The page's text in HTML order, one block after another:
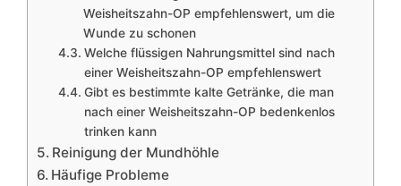
Weisheitszahn-OP empfehlenswert, um die
Wunde zu schonen
Welche flüssigen Nahrungsmittel sind nach
einer Weisheitszahn-OP empfehlenswert
Gibt es bestimmte kalte Getränke, die man
nach einer Weisheitszahn-OP bedenkenlos
trinken kann
Reinigung der Mundhöhle
Häufige Probleme